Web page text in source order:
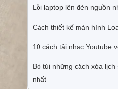
Lỗi laptop lên đèn nguồn
Cách thiết kế màn hình
10 cách tải nhạc Youtube
Bỏ túi những cách xóa
nhất